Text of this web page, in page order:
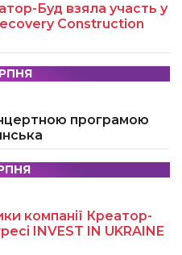
Буд взяла участь у
Construction
програмою
компанії Креатор-
INVEST IN UKRAINE